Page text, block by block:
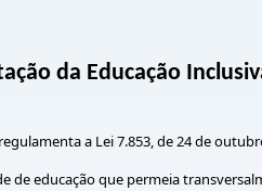
da Educação
a Lei 7.853, de 24 de
educação que permeia